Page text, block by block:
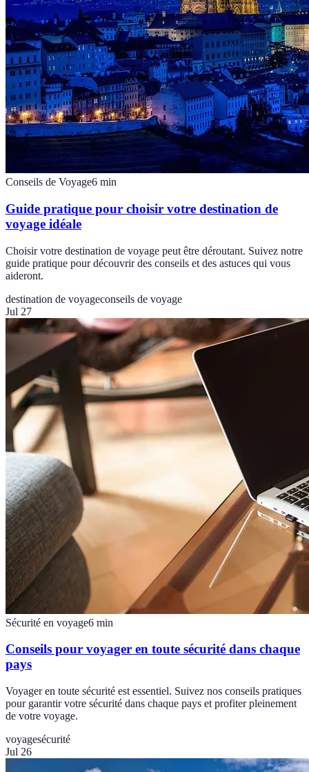
Conseils de Voyage6 min
Guide pratique pour choisir votre destination de
voyage idéale
Choisir votre destination de voyage peut être déroutant. Suivez notre
guide pratique pour découvrir des conseils et des astuces qui vous
aideront.
destination de voyageconseils de voyage
Jul 27
Sécurité en voyage6 min
Conseils pour voyager en toute sécurité dans chaque
pays
Voyager en toute sécurité est essentiel. Suivez nos conseils pratiques
pour garantir votre sécurité dans chaque pays et profiter pleinement
de votre voyage.
voyagesécurité
Jul 26